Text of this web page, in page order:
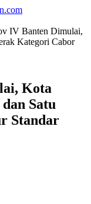
IV Banten Dimulai,
Kategori Cabor
Kota
Satu
Standar